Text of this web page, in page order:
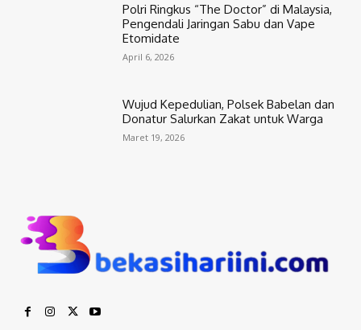
Polri Ringkus “The Doctor” di Malaysia,
Pengendali Jaringan Sabu dan Vape
Etomidate
April 6, 2026
Wujud Kepedulian, Polsek Babelan dan
Donatur Salurkan Zakat untuk Warga
Maret 19, 2026